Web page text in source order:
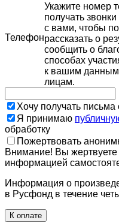
Телефон
Укажите номер
получать
с вами, чтобы
рассказать о
сообщить о
способах
к вашим данным
лицам.
Хочу получать
Я принимаю
обработку
Пожертвовать
Внимание! Вы жертвуете
информацией
Информация о
в Русфонд в течение
К оплате